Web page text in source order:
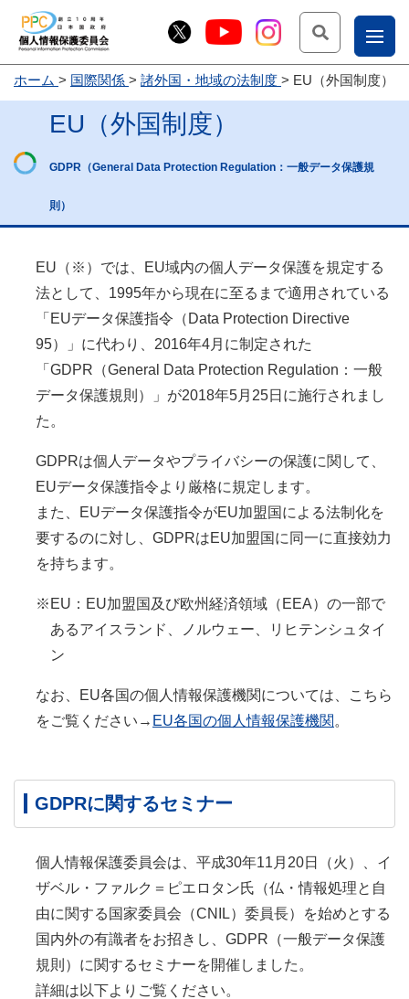
合
こー
ホーム 国際関係 諸外国・地域の法制度 EU（外国制度）
EU（外国制度）
GDPR（General Data Protection Regulation ：一般データ保護規
則）
EU（※）では、EU域内の個人データ保護を規定する
法として、1995年から現在に至るまで適用されている
「EUデータ保護指令（ Data Protection Directive
95）」に代わり、2016年4月に制定された
「GDPR（General Data Protection Regulation ：一般
データ保護規則）」が2018年5月25日に施行されまし
た。
GDPRは個人データやプライバシーの保護に関して、
EUデータ保護指令より厳格に規定します。
また、EUデータ保護指令がEU加盟国による法制化を
要するのに対し、GDPRはEU加盟国に同一に直接効力
を持ちます。
EU：EU加盟国及び欧州経済領域（EEA）の一部で
あるアイスランド、ノルウェー、リヒテンシュタイ
ン
なお、EU各国の個人情報保護機関については、こちら
をご覧ください→ EU各国の個人情報保護機関 。
GDPRに関するセミナー
個⼈情報保護委員会は、平成30年11⽉20⽇（⽕）、イ
ザベル・ファルク＝ピエロタン⽒（仏・情報処理と⾃
由に関する国家委員会（CNIL）委員⻑）を始めとする
国内外の有識者をお招きし、GDPR（⼀般データ保護
規則）に関するセミナーを開催しました。
詳細は以下よりご覧ください。